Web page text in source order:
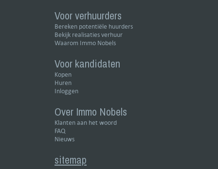
Voor verhuurders
Bereken potentiële huurders
Bekijk realisaties verhuur
Waarom Immo Nobels
Voor kandidaten
Kopen
Huren
Inloggen
Over Immo Nobels
Klanten aan het woord
FAQ
Nieuws
sitemap